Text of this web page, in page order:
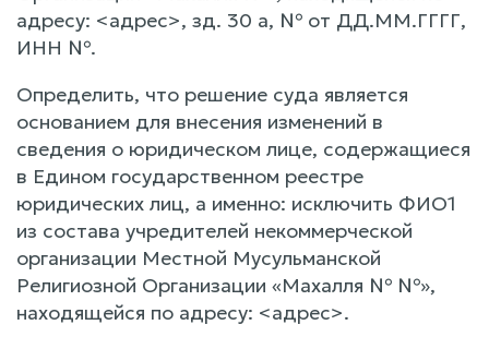
адресу: <адрес>, зд. 30 а, № от ДД.ММ.ГГГГ,
ИНН №.
Определить, что решение суда является
основанием для внесения изменений в
сведения о юридическом лице, содержащиеся
в Едином государственном реестре
юридических лиц, а именно: исключить ФИО1
из состава учредителей некоммерческой
организации Местной Мусульманской
Религиозной Организации «Махалля № №»,
находящейся по адресу: <адрес>.